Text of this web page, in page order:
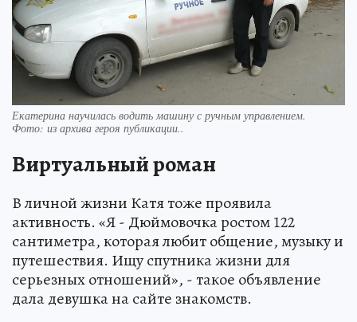
Екатерина научилась водить машину с ручным управлением.
Фото: из архива героя публикации..
Виртуальный роман
В личной жизни Катя тоже проявила
активность. «Я - Дюймовочка ростом 122
сантиметра, которая любит общение, музыку и
путешествия. Ищу спутника жизни для
серьезных отношений», - такое объявление
дала девушка на сайте знакомств.